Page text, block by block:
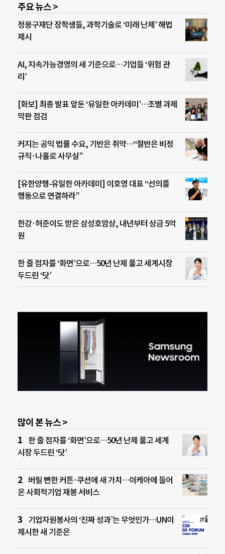
주요 뉴스 >
정몽구재단 장학생들, 과학기술로 ‘미래 난제’ 해법
제시
AI, 지속가능경영의 새 기준으로…기업들 ‘위험 관
리’
[화보] 최종 발표 앞둔 ‘유일한 아카데미’…조별 과제
막판 점검
커지는 공익 법률 수요, 기반은 취약…“절반은 비정
규직·나홀로 사무실”
[유한양행-유일한 아카데미] 이호영 대표 “선의를
행동으로 연결하라”
한강·허준이도 받은 삼성호암상, 내년부터 상금 5억
원
한 줄 점자를 ‘화면’으로…50년 난제 풀고 세계시장
두드린 ‘닷’
많이 본 뉴스 >
한 줄 점자를 ‘화면’으로…50년 난제 풀고 세계
시장 두드린 ‘닷’
버릴 뻔한 커튼·쿠션에 새 가치…이케아에 들어
온 사회적기업 재봉 서비스
기업자원봉사의 ‘진짜 성과’는 무엇인가…UN이
제시한 새 기준은